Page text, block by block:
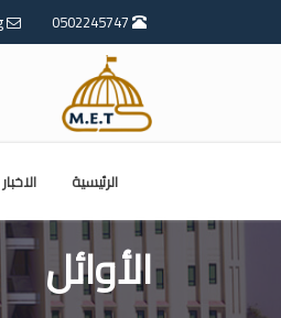
الرئيسية الاخبار
الأوائل